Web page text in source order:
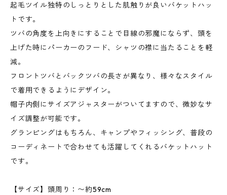
起毛ツイル独特のしっとりとした肌触りが良いバケットハッ
トです。
ツバの角度を上向きにすることで目線の邪魔にならず、頭を
上げた時にパーカーのフード、シャツの襟に当たることを軽
減。
フロントツバとバックツバの長さが異なり、様々なスタイル
で着用できるようにデザイン。
帽子内側にサイズアジャスターがついてますので、微妙なサ
イズ調整が可能です。
グランピングはもちろん、キャンプやフィッシング、普段の
コーディネートで合わせても活躍してくれるバケットハット
です。
【サイズ】頭周り：〜約59cm